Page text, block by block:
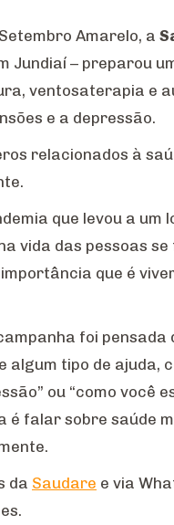
Amarelo, a
Jundiaí – preparou
ventosaterapia e
e a depressão.
relacionados à
que levou a um
vida das pessoas
que é
foi
algum tipo de ajuda,
ou “como você
falar sobre saúde
da Saudare e via